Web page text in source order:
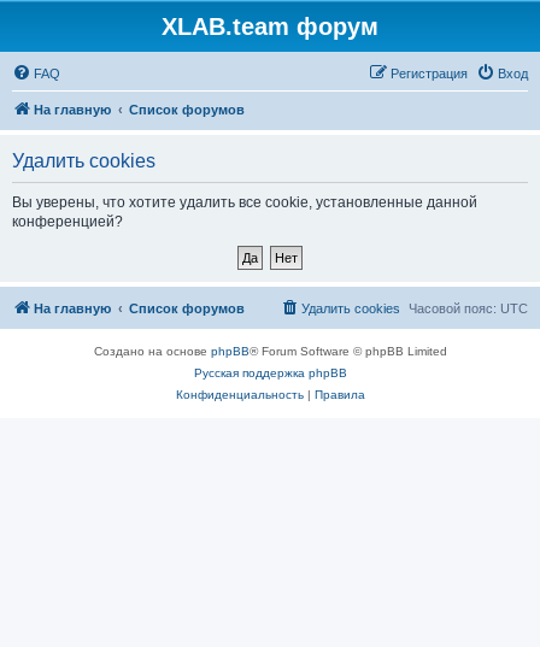
XLAB.team форум
FAQ Вход
Регистрация
На главную Список форумов
Удалить cookies
Вы уверены, что хотите удалить все cookie, установленные данной
конференцией?
На главную Список форумов Часовой пояс: UTC
Удалить cookies
Создано на основе phpBB® Forum Software © phpBB Limited
Русская поддержка phpBB
Конфиденциальность| Правила